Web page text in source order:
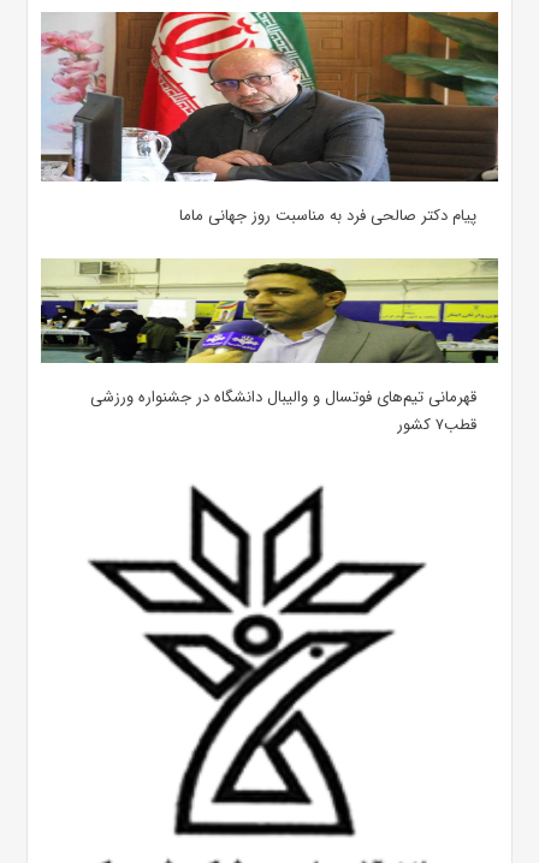
پیام دکتر صالحی فرد به مناسبت روز جهانی ماما
قهرمانی تیم‌های فوتسال و والیبال دانشگاه در جشنواره ورزشی
قطب۷ کشور